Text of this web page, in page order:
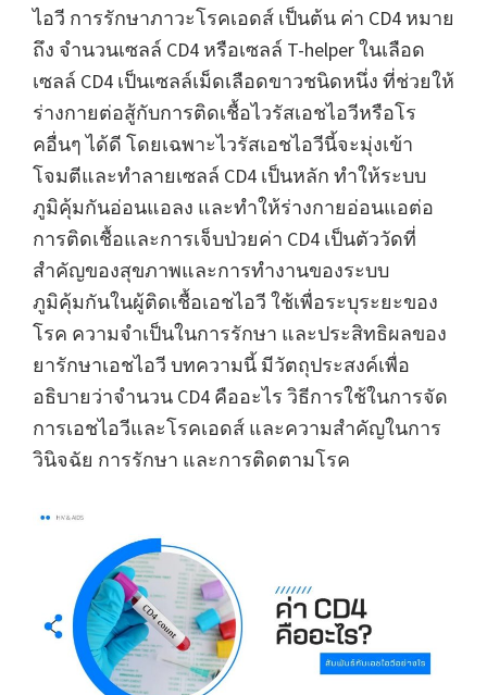
ไอวี การรักษาภาวะโรคเอดส์ เป็นต้น ค่า CD4 หมาย
ถึง จำนวนเซลล์ CD4 หรือเซลล์ T-helper ในเลือด
เซลล์ CD4 เป็นเซลล์เม็ดเลือดขาวชนิดหนึ่ง ที่ช่วยให้
ร่างกายต่อสู้กับการติดเชื้อไวรัสเอชไอวีหรือโร
คอื่นๆ ได้ดี โดยเฉพาะไวรัสเอชไอวีนี้จะมุ่งเข้า
โจมตีและทำลายเซลล์ CD4 เป็นหลัก ทำให้ระบบ
ภูมิคุ้มกันอ่อนแอลง และทำให้ร่างกายอ่อนแอต่อ
การติดเชื้อและการเจ็บป่วยค่า CD4 เป็นตัววัดที่
สำคัญของสุขภาพและการทำงานของระบบ
ภูมิคุ้มกันในผู้ติดเชื้อเอชไอวี ใช้เพื่อระบุระยะของ
โรค ความจำเป็นในการรักษา และประสิทธิผลของ
ยารักษาเอชไอวี บทความนี้ มีวัตถุประสงค์เพื่อ
อธิบายว่าจำนวน CD4 คืออะไร วิธีการใช้ในการจัด
การเอชไอวีและโรคเอดส์ และความสำคัญในการ
วินิจฉัย การรักษา และการติดตามโรค